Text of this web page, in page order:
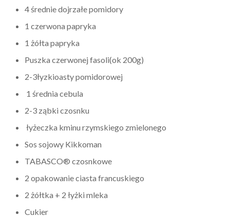
4 średnie dojrzałe pomidory
1 czerwona papryka
1 żółta papryka
Puszka czerwonej fasoli(ok 200g)
2-3łyzkioasty pomidorowej
1 średnia cebula
2-3 ząbki czosnku
łyżeczka kminu rzymskiego zmielonego
Sos sojowy Kikkoman
TABASCO® czosnkowe
2 opakowanie ciasta francuskiego
2 żółtka + 2 łyżki mleka
Cukier